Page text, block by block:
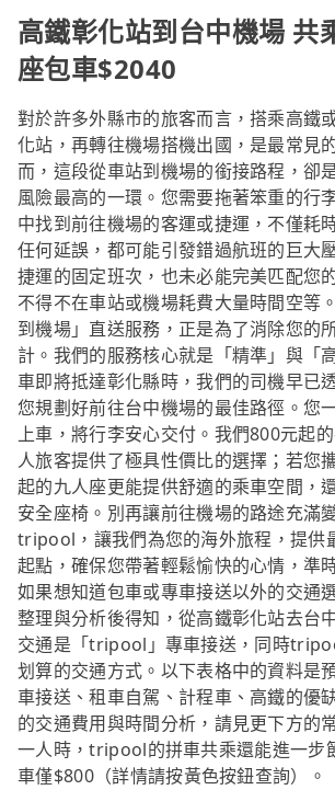
高鐵彰化站到台中機場 共
座包車$2040
對於許多外縣市的旅客而言，搭乘高鐵
化站，再轉往機場搭機出國，是最常見
而，這段從車站到機場的銜接路程，卻
風險最高的一環。您需要拖著笨重的行
中找到前往機場的客運或捷運，不僅耗
任何延誤，都可能引發錯過航班的巨大
捷運的固定班次，也未必能完美匹配您
不得不在車站或機場耗費大量時間空
到機場」直送服務，正是為了消除您的
計。我們的服務核心就是「精準」與「
車即將抵達彰化縣時，我們的司機早已
您規劃好前往台中機場的最佳路徑。您
上車，將行李安心交付。我們800元起
人旅客提供了極具性價比的選擇；若您
起的九人座更能提供舒適的乘車空間，
安全座椅。別再讓前往機場的路途充滿
tripool，讓我們為您的海外旅程，提供
起點，確保您帶著輕鬆愉快的心情，準
如果想知道包車或專車接送以外的交通
整理與分析後得知，從高鐵彰化站去台
交通是「tripool」專車接送，同時
划算的交通方式。以下表格中的資料是
車接送、租車自駕、計程車、高鐵的優
的交通費用與時間分析，請見更下方的
一人時，tripool的拼車共乘還能進一步
車僅$800（詳情請按黃色按鈕查詢）。